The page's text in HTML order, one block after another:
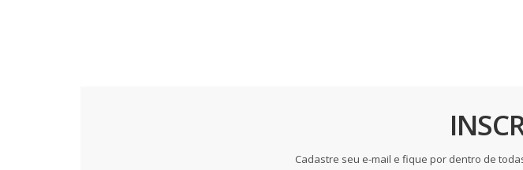
Cadastre seu e-mail e fique por dentro de